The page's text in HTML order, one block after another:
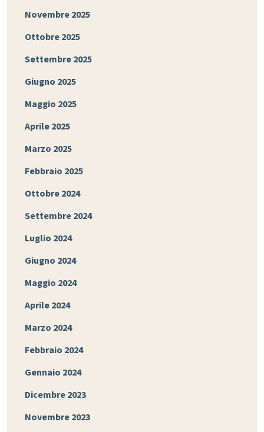
Novembre 2025
Ottobre 2025
Settembre 2025
Giugno 2025
Maggio 2025
Aprile 2025
Marzo 2025
Febbraio 2025
Ottobre 2024
Settembre 2024
Luglio 2024
Giugno 2024
Maggio 2024
Aprile 2024
Marzo 2024
Febbraio 2024
Gennaio 2024
Dicembre 2023
Novembre 2023